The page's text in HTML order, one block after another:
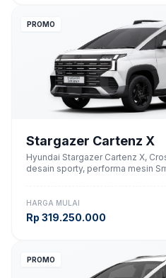
PROMO
Stargazer Cartenz X
Hyundai Stargazer Cartenz X,
desain sporty, performa mesin
HARGA MULAI
Rp 319.250.000
PROMO